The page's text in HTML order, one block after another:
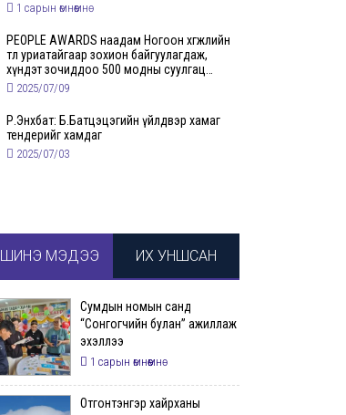
1 сарын өмнөөмнө
PEOPLE AWARDS наадам Ногоон хөгжлийн
төлөө уриатайгаар зохион байгуулагдаж,
хүндэт зочиддоо 500 модны суулгац
бэлэглэлээ
2025/07/09
Р.Энхбат: Б.Батцэцэгийн үйлдвэр хамаг
тендерийг хамдаг
2025/07/03
ШИНЭ МЭДЭЭ ИХ УНШСАН
Сумдын номын санд
“Сонгогчийн булан” ажиллаж
эхэллээ
1 сарын өмнөөмнө
Отгонтэнгэр хайрханы